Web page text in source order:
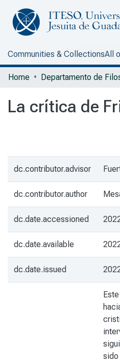
Communities & CollectionsAll
Home
La crítica de
dc.contributor.advisor
dc.contributor.author
dc.date.accessioned
dc.date.available
dc.date.issued
sido